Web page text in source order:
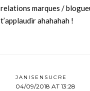
relations marques /
t’applaudir ahahahah !
JANISENSUCRE
04/09/2018 AT 13:28